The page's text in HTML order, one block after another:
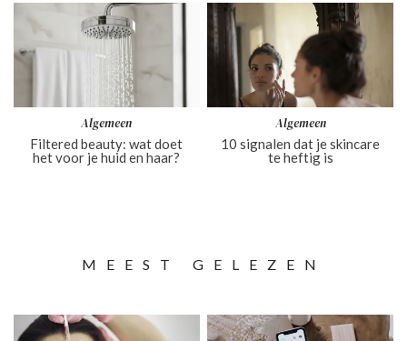
Algemeen
Filtered beauty: wat doet
het voor je huid en haar?
Algemeen
10 signalen dat je skincare
te heftig is
MEEST GELEZEN